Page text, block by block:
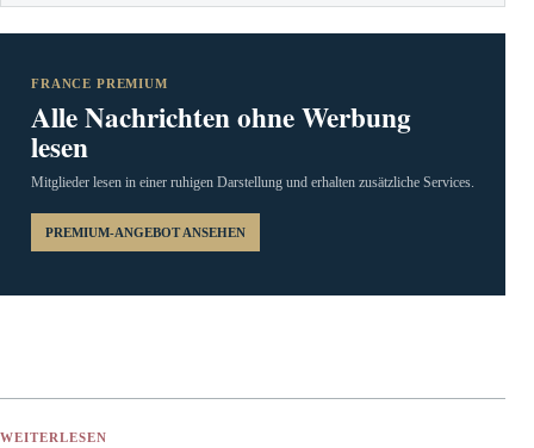
FRANCE PREMIUM
Alle Nachrichten ohne Werbung
lesen
Mitglieder lesen in einer ruhigen Darstellung und erhalten zusätzliche Services.
PREMIUM-ANGEBOT ANSEHEN
WEITERLESEN